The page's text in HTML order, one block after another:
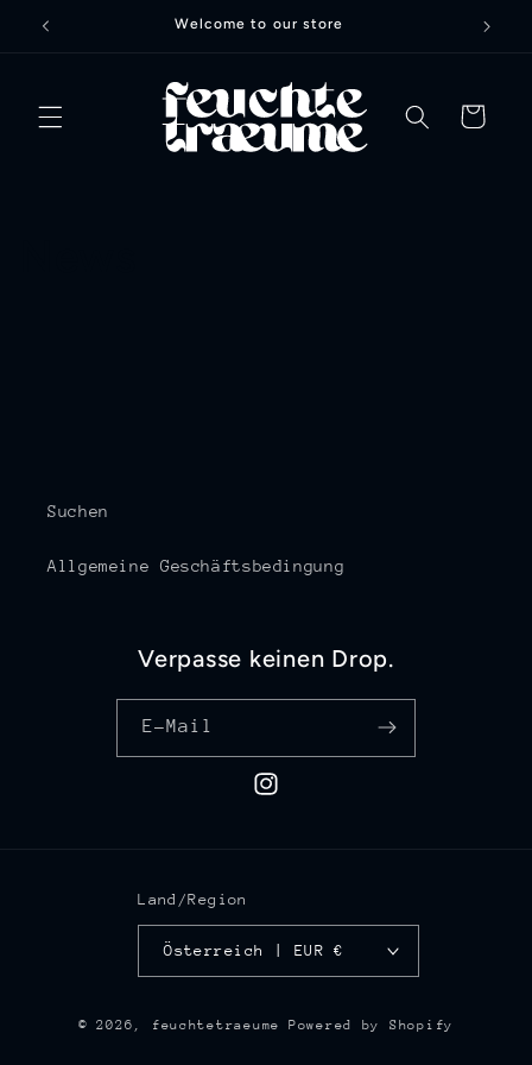
zum
Welcome to our store
Warenkorb
Suchen
Allgemeine Geschäftsbedingung
Verpasse keinen Drop.
E-Mail
Instagram
Land/Region
Österreich | EUR €
© 2026, feuchtetraeume Powered by Shopify